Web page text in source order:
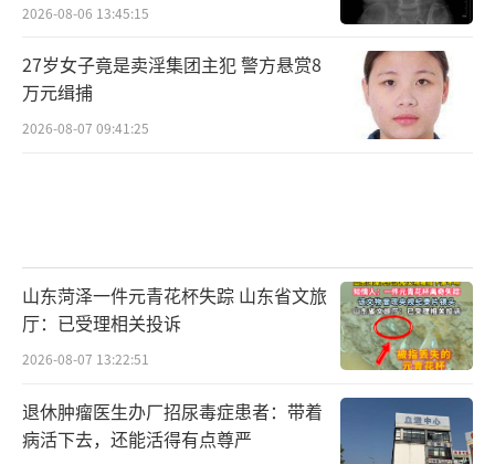
2026-08-06 13:45:15
27岁女子竟是卖淫集团主犯 警方悬赏8
万元缉捕
2026-08-07 09:41:25
山东菏泽一件元青花杯失踪 山东省文旅
厅：已受理相关投诉
2026-08-07 13:22:51
退休肿瘤医生办厂招尿毒症患者：带着
病活下去，还能活得有点尊严